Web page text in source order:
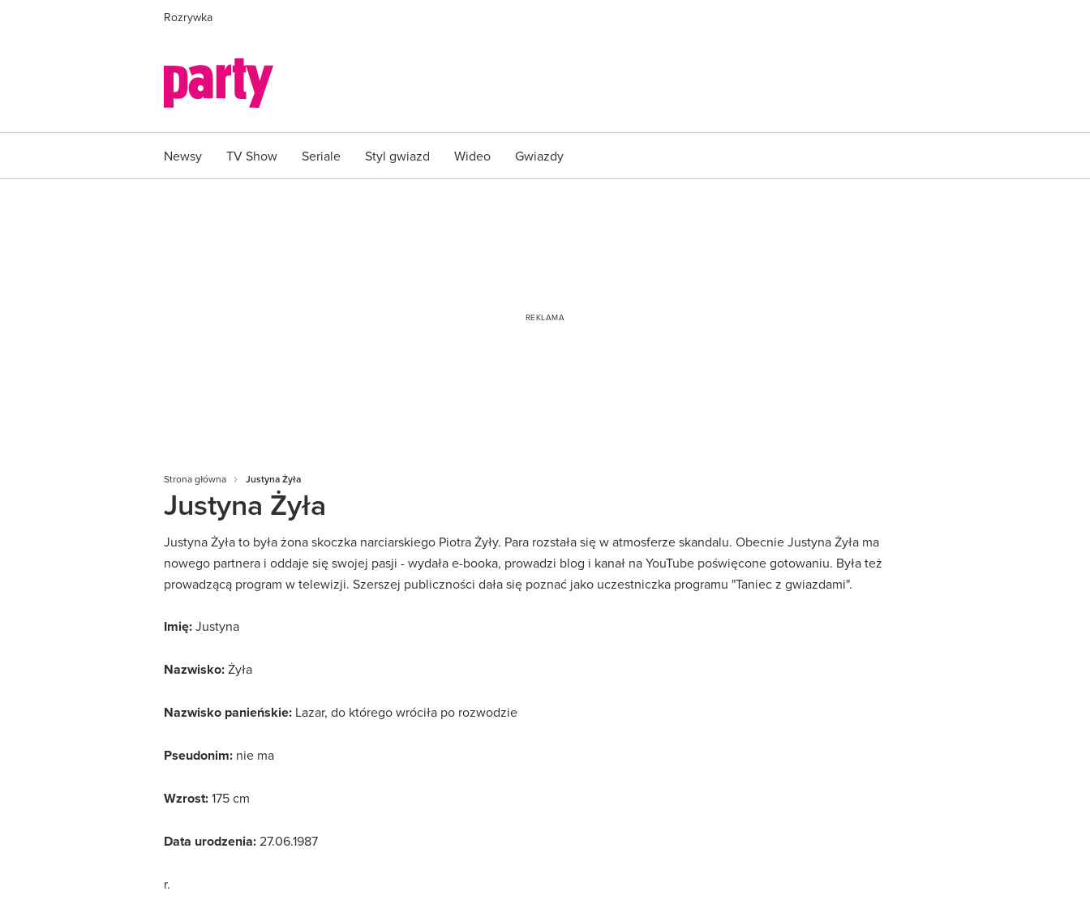
Rozrywka
Newsy TV Show Seriale Styl gwiazd Wideo Gwiazdy
Strona główna Justyna Żyła
Justyna Żyła
Justyna Żyła to była żona skoczka narciarskiego Piotra Żyły. Para rozstała się w atmosferze skandalu. Obecnie Justyna Żyła ma
nowego partnera i oddaje się swojej pasji - wydała e-booka, prowadzi blog i kanał na YouTube poświęcone gotowaniu. Była też
prowadzącą program w telewizji. Szerszej publiczności dała się poznać jako uczestniczka programu "Taniec z gwiazdami".
Imię:Justyna
Nazwisko:Żyła
Nazwisko panieńskie: Lazar, do którego wróciła po rozwodzie
Pseudonim: nie ma
Wzrost:175 cm
Data urodzenia:27.06.1987
r.